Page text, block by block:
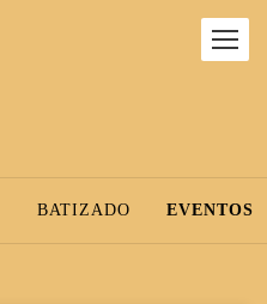
BATIZADO EVENTOS